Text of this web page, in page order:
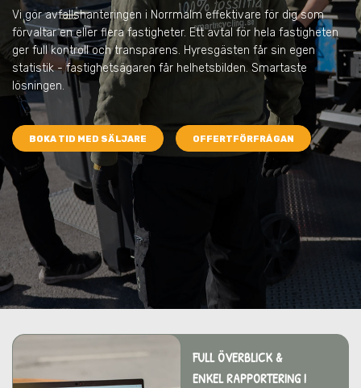
Vi gör avfallshanteringen i Norrmalm effektivare för dig som
förvaltar en eller flera fastigheter. Ett avtal för hela fastigheten
ger full kontroll och transparens. Hyresgästen får sin egen
statistik - fastighetsägaren får helhetsbilden. Smartaste
lösningen.
BOKA TID MED SÄLJARE OFFERTFÖRFRÅGAN
FULL ÖVERBLICK &
ENKEL RAPPORTERING I